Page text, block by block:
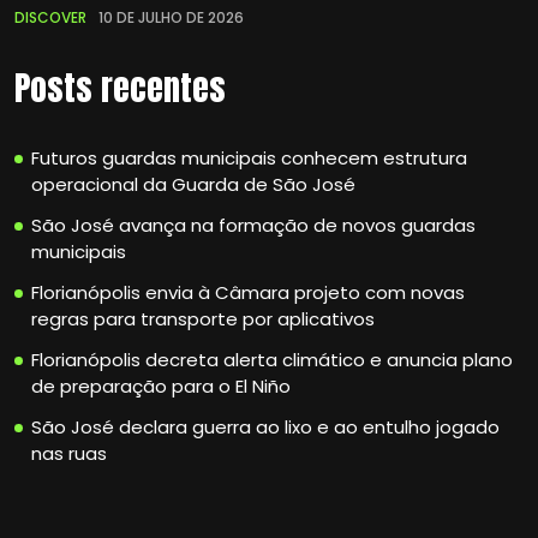
DISCOVER 10 DE JULHO DE 2026
Posts recentes
Futuros guardas municipais conhecem estrutura
operacional da Guarda de São José
São José avança na formação de novos guardas
municipais
Florianópolis envia à Câmara projeto com novas
regras para transporte por aplicativos
Florianópolis decreta alerta climático e anuncia plano
de preparação para o El Niño
São José declara guerra ao lixo e ao entulho jogado
nas ruas